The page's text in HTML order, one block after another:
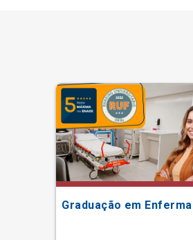
Graduação em